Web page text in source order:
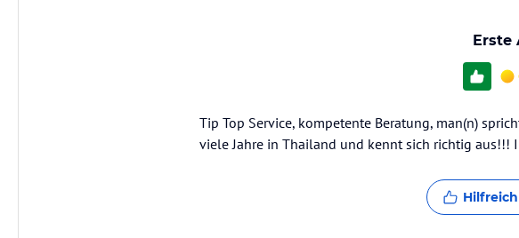
Erste
Tip Top Service, kompetente Beratung, man(n)
viele Jahre in Thailand und kennt sich richtig aus!!!
Hilfreich